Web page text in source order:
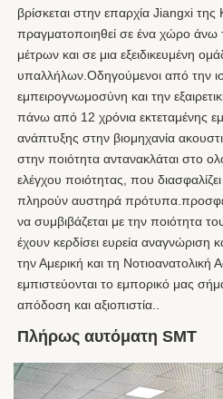
βρίσκεται στην επαρχία Jiangxi
πραγματοποιηθεί σε ένα χώρο άνω
μέτρων και σε μια εξειδικευμένη
υπαλλήλων.Οδηγούμενοι από την
εμπειρογνωμοσύνη και την
πάνω από 12 χρόνια εκτεταμένης
ανάπτυξης στην βιομηχανία
στην ποιότητα αντανακλάται στο
ελέγχου ποιότητας, που
πληρούν αυστηρά
να συμβιβάζεται με την ποιότητα
έχουν κερδίσει ευρεία αναγνώριση
την Αμερική και τη Νοτιοανατολική
εμπιστεύονται το εμπορικό μας
απόδοση και αξιοπιστία..
Πλήρως αυτόματη SMT